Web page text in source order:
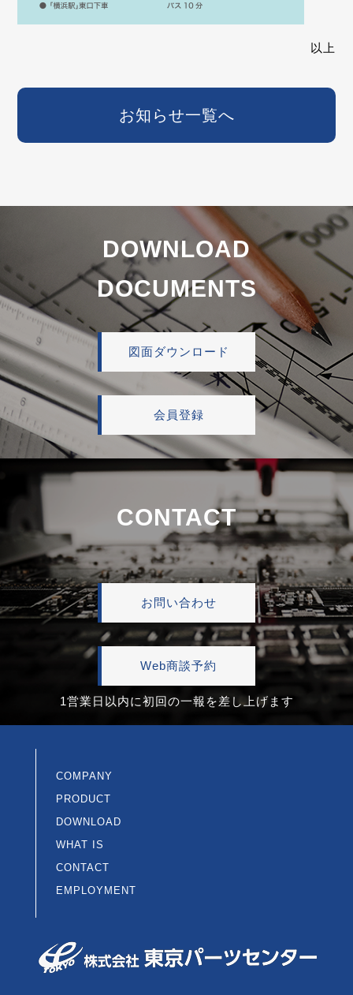
以上
お知らせ一覧へ
DOWNLOAD
DOCUMENTS
図面ダウンロード
会員登録
CONTACT
お問い合わせ
Web商談予約
1営業日以内に初回の一報を差し上げます
COMPANY
PRODUCT
DOWNLOAD
WHAT IS
CONTACT
EMPLOYMENT